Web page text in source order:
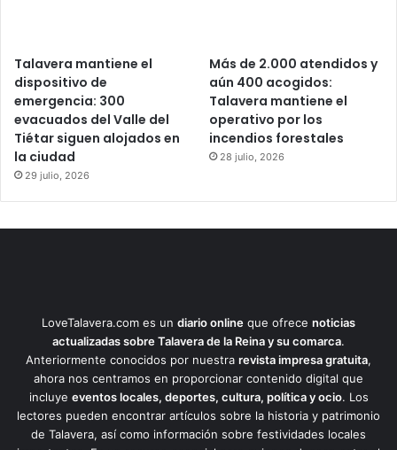
Talavera mantiene el
dispositivo de
emergencia: 300
evacuados del Valle del
Tiétar siguen alojados en
la ciudad
29 julio, 2026
Más de 2.000 atendidos y
aún 400 acogidos:
Talavera mantiene el
operativo por los
incendios forestales
28 julio, 2026
LoveTalavera.com es un diario online que ofrece noticias
actualizadas sobre Talavera de la Reina y su comarca.
Anteriormente conocidos por nuestra revista impresa gratuita,
ahora nos centramos en proporcionar contenido digital que
incluye eventos locales, deportes, cultura, política y ocio. Los
lectores pueden encontrar artículos sobre la historia y patrimonio
de Talavera, así como información sobre festividades locales